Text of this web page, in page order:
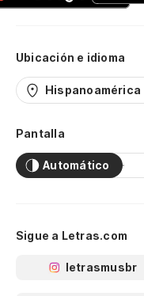
Ubicación e idioma
Hispanoamérica
Pantalla
Automático
Sigue a Letras.com
letrasmusbr